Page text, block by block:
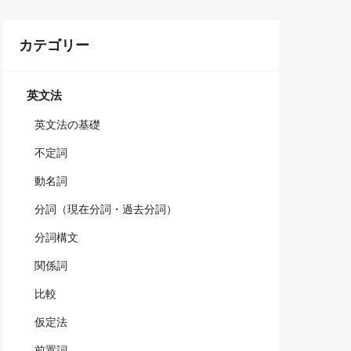
カテゴリー
英文法
英文法の基礎
不定詞
動名詞
分詞（現在分詞・過去分詞）
分詞構文
関係詞
比較
仮定法